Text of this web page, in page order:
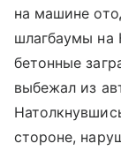
на машине
шлагбаумы на
бетонные
выбежал из
стороне,